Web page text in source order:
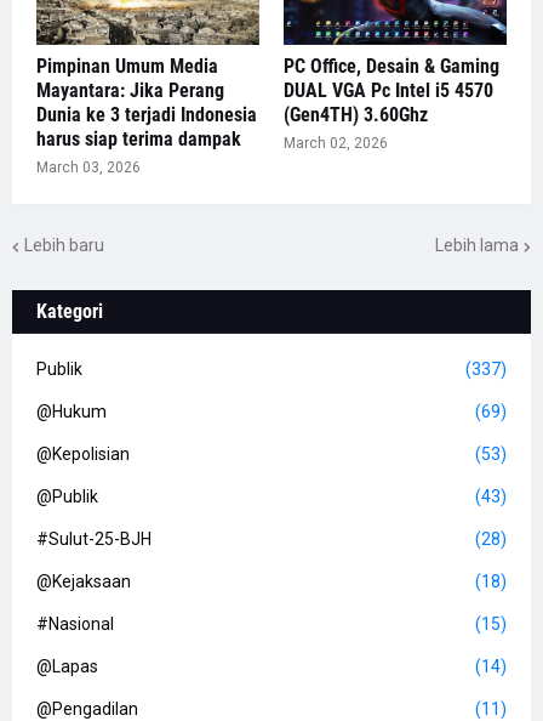
Pimpinan Umum Media
Mayantara: Jika Perang
Dunia ke 3 terjadi Indonesia
harus siap terima dampak
March 03, 2026
PC Office, Desain & Gaming
DUAL VGA Pc Intel i5 4570
(Gen4TH) 3.60Ghz
March 02, 2026
Lebih baru Lebih lama
Kategori
Publik (337)
@Hukum (69)
@Kepolisian (53)
@Publik (43)
#Sulut-25-BJH (28)
@Kejaksaan (18)
#Nasional (15)
@Lapas (14)
@Pengadilan (11)